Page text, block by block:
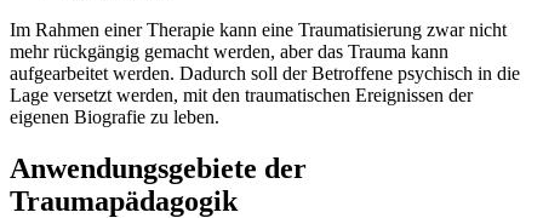
Im Rahmen einer Therapie kann eine Traumatisierung zwar nicht
mehr rückgängig gemacht werden, aber das Trauma kann
aufgearbeitet werden. Dadurch soll der Betroffene psychisch in die
Lage versetzt werden, mit den traumatischen Ereignissen der
eigenen Biografie zu leben.
Anwendungsgebiete der
Traumapädagogik